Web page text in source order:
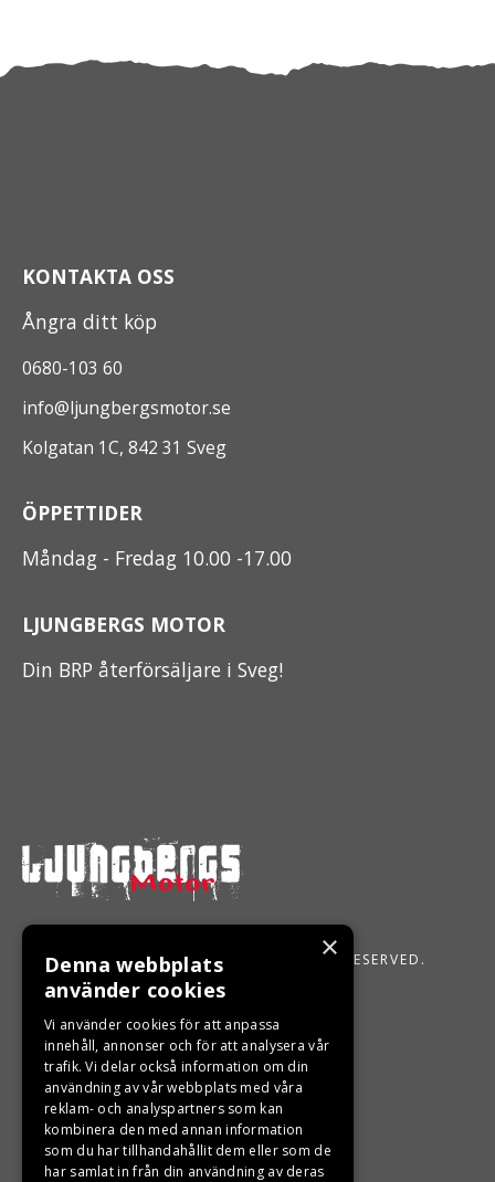
KONTAKTA OSS
Ångra ditt köp
0680-103 60
info@ljungbergsmotor.se
Kolgatan 1C, 842 31 Sveg
ÖPPETTIDER
Måndag - Fredag 10.00 -17.00
LJUNGBERGS MOTOR
Din BRP återförsäljare i Sveg!
LJUNGBERGS MOTOR 2026. ALL RIGHTS RESERVED.
POWERED BY EMPORI CMS
×
Denna webbplats
använder cookies
Vi använder cookies för att anpassa
innehåll, annonser och för att analysera vår
trafik. Vi delar också information om din
användning av vår webbplats med våra
reklam- och analyspartners som kan
kombinera den med annan information
som du har tillhandahållit dem eller som de
har samlat in från din användning av deras